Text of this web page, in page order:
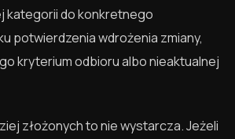
kategorii do konkretnego
potwierdzenia wdrożenia zmiany,
kryterium odbioru albo nieaktualnej
złożonych to nie wystarcza. Jeżeli